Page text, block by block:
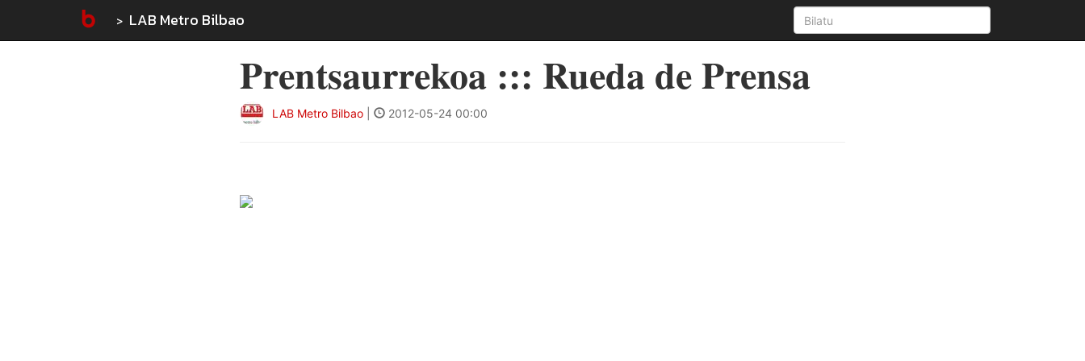
LAB Metro Bilbao
Prentsaurrekoa ::: Rueda de Prensa
LAB Metro Bilbao 2012-05-24 00:00